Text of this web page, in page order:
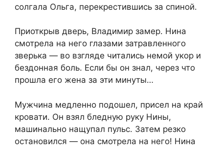
солгала Ольга, перекрестившись за спиной.
Приоткрыв дверь, Владимир замер. Нина
смотрела на него глазами затравленного
зверька — во взгляде читались немой укор и
бездонная боль. Если бы он знал, через что
прошла его жена за эти минуты…
Мужчина медленно подошел, присел на край
кровати. Он взял бледную руку Нины,
машинально нащупал пульс. Затем резко
остановился — она смотрела на него! Нина